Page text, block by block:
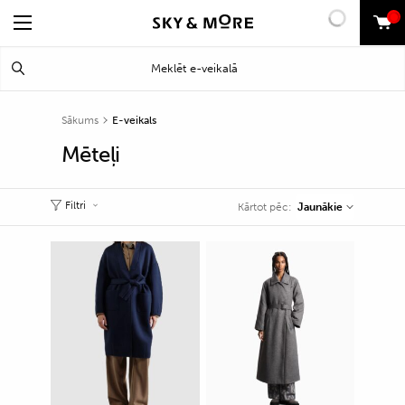
0
Sākums E-veikals
Mēteļi
Filtri Kārtot pēc: Jaunākie